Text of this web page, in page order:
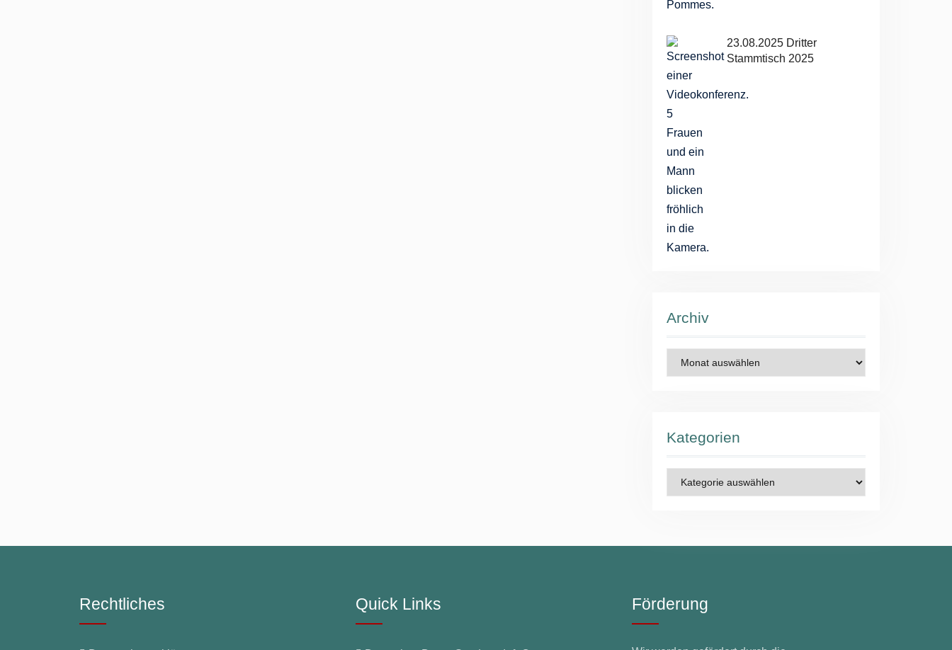
23.08.2025 Dritter
Stammtisch 2025
Archiv
Archiv
Kategorien
Kategorien
Rechtliches Quick Links Förderung